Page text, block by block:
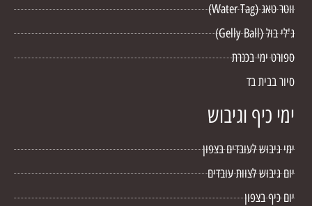
ווטר טאג (Water Tag)
ג'לי בול (Gelly Ball)
ספורט ימי בכנרת
סיור בבית בד
ימי כיף וגיבוש
ימי גיבוש לעובדים בצפון
יום גיבוש לצוות עובדים
יום כיף בצפון